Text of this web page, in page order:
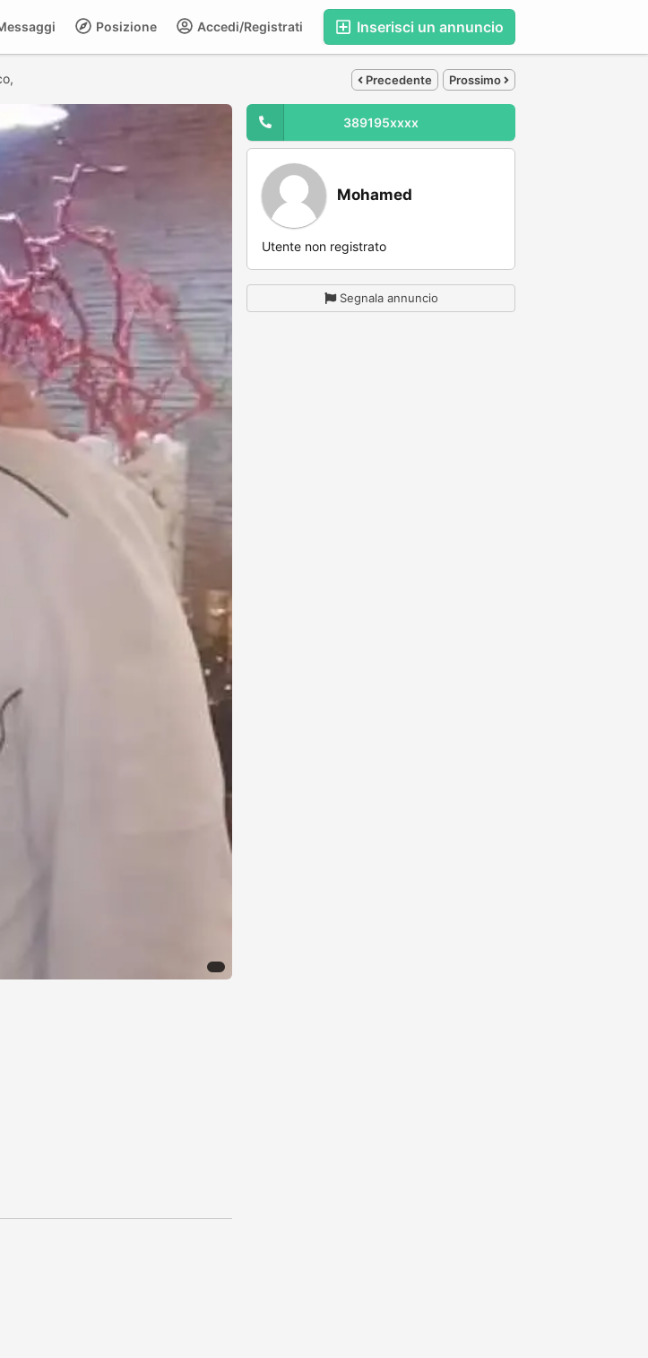
Inserisci un annuncio
Accedi/Registrati
Posizione
Precedente Prossimo
389195xxxx
Mohamed
Utente non registrato
Segnala annuncio